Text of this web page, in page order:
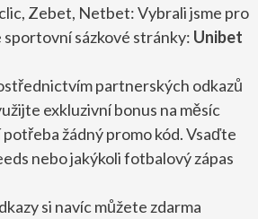
Zebet, Netbet: Vybrali jsme pro
sportovní sázkové stránky: Unibet
partnerských odkazů
exkluzivní bonus na měsíc
žádný promo kód. Vsaďte
nebo jakýkoli fotbalový zápas
si navíc můžete zdarma